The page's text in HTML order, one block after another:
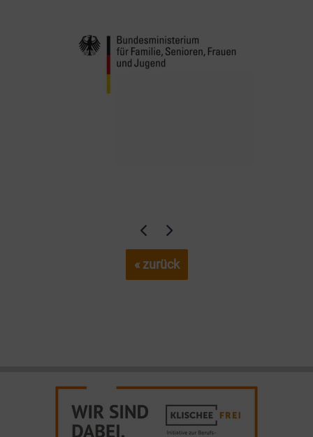
« zurück